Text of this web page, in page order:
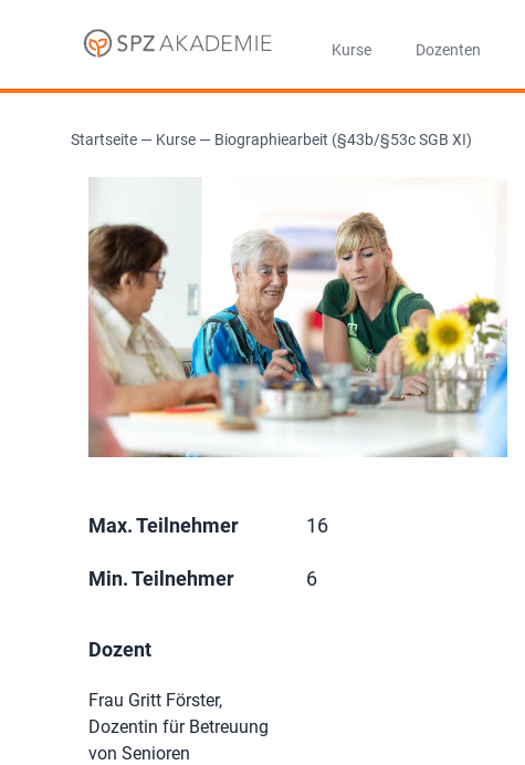
Kurse Dozenten
Startseite — Kurse — Biographiearbeit (§43b/§53c SGB XI)
Max. Teilnehmer 16
Min. Teilnehmer 6
Dozent
Frau Gritt Förster,
Dozentin für Betreuung
von Senioren